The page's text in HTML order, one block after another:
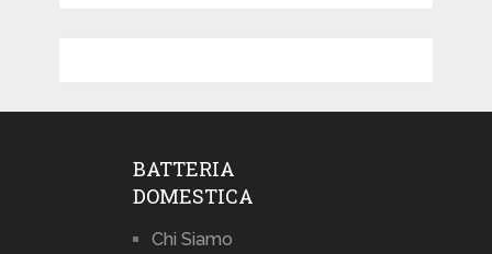
BATTERIA
DOMESTICA
Chi Siamo